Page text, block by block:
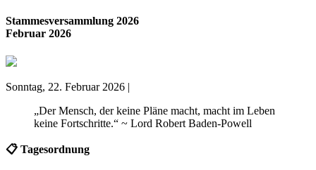
Stammesversammlung 2026
Februar 2026
Sonntag, 22. Februar 2026 |
„Der Mensch, der keine Pläne macht, macht im Leben
keine Fortschritte.“ ~ Lord Robert Baden-Powell
📋 Tagesordnung